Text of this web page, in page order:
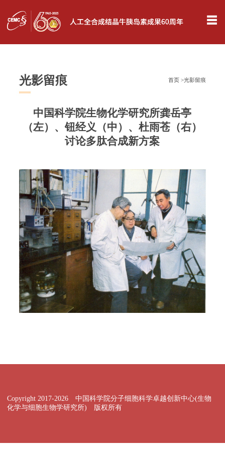
☰
光影留痕 首页 >光影留痕
中国科学院生物化学研究所龚岳亭
（左）、钮经义（中）、杜雨苍（右）
讨论多肽合成新方案
Copyright 2017-2026 中国科学院分子细胞科学卓越创新中心(生物
化学与细胞生物学研究所) 版权所有